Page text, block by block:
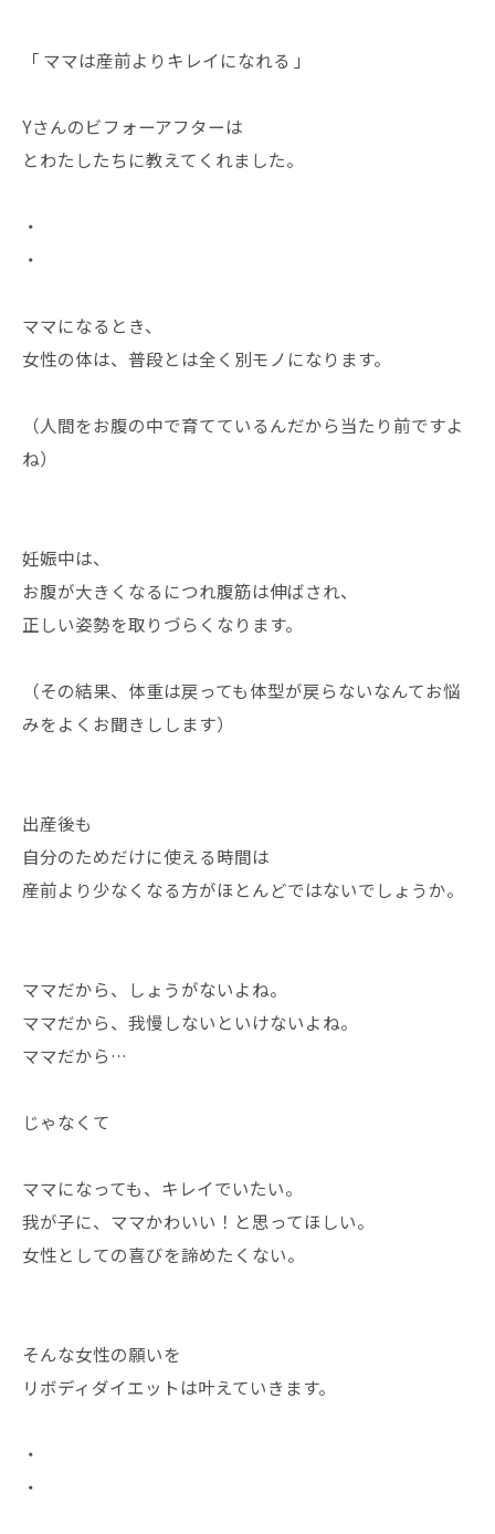
「 ママは産前よりキレイになれる 」
Yさんのビフォーアフターは
とわたしたちに教えてくれました。
・
・
ママになるとき、
女性の体は、普段とは全く別モノになります。
（人間をお腹の中で育てているんだから当たり前ですよ
ね）
妊娠中は、
お腹が大きくなるにつれ腹筋は伸ばされ、
正しい姿勢を取りづらくなります。
（その結果、体重は戻っても体型が戻らないなんてお悩
みをよくお聞きしします）
出産後も
自分のためだけに使える時間は
産前より少なくなる方がほとんどではないでしょうか。
ママだから、しょうがないよね。
ママだから、我慢しないといけないよね。
ママだから…
じゃなくて
ママになっても、キレイでいたい。
我が子に、ママかわいい！と思ってほしい。
女性としての喜びを諦めたくない。
そんな女性の願いを
リボディダイエットは叶えていきます。
・
・